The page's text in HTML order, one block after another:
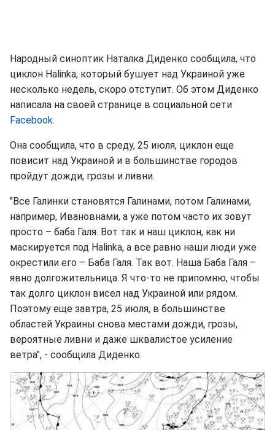
Народный синоптик Наталка Диденко сообщила, что
циклон Halinka, который бушует над Украиной уже
несколько недель, скоро отступит. Об этом Диденко
написала на своей странице в социальной сети
Facebook.
Она сообщила, что в среду, 25 июля, циклон еще
повисит над Украиной и в большинстве городов
пройдут дожди, грозы и ливни.
"Все Галинки становятся Галинами, потом Галинами,
например, Ивановнами, а уже потом часто их зовут
просто – баба Галя. Вот так и наш циклон, как ни
маскируется под Halinka, а все равно наши люди уже
окрестили его – Баба Галя. Так вот. Наша Баба Галя –
явно долгожительница. Я что-то не припомню, чтобы
так долго циклон висел над Украиной или рядом.
Поэтому еще завтра, 25 июля, в большинстве
областей Украины снова местами дожди, грозы,
вероятные ливни и даже шквалистое усиление
ветра", - сообщила Диденко.